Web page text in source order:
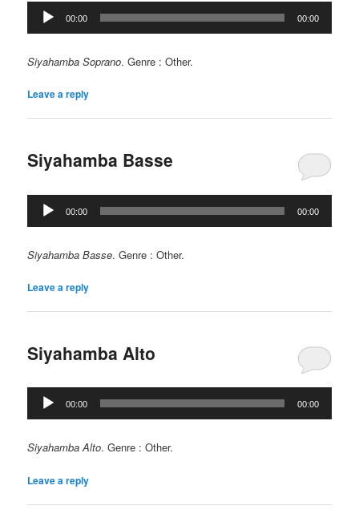
Lecteur
audio
00:00 00:00
Siyahamba Soprano. Genre : Other.
Leave a reply
Siyahamba Basse
Lecteur
audio
00:00 00:00
Siyahamba Basse. Genre : Other.
Leave a reply
Siyahamba Alto
Lecteur
audio
00:00 00:00
Siyahamba Alto. Genre : Other.
Leave a reply